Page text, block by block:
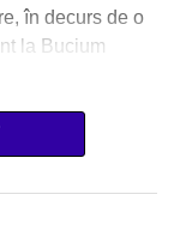
în decurs de o
la Bucium